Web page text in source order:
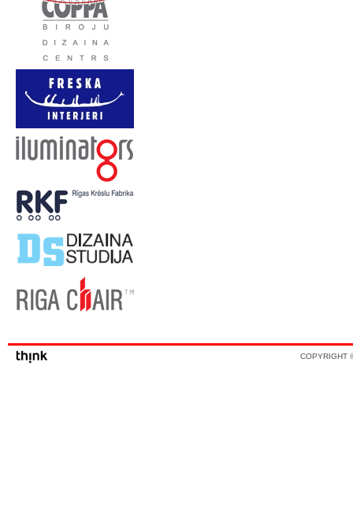
COPYRIGHT